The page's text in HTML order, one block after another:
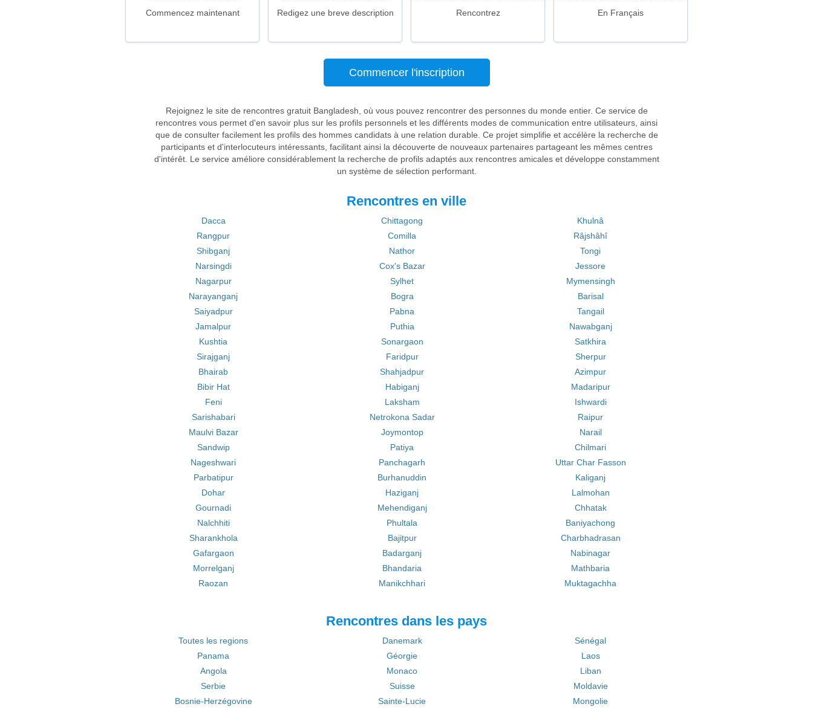
Commencez maintenant Redigez une breve description Rencontrez En Français
Commencer l'inscription
Rejoignez le site de rencontres gratuit Bangladesh, où vous pouvez rencontrer des personnes du monde entier. Ce service de
rencontres vous permet d'en savoir plus sur les profils personnels et les différents modes de communication entre utilisateurs, ainsi
que de consulter facilement les profils des hommes candidats à une relation durable. Ce projet simplifie et accélère la recherche de
participants et d'interlocuteurs intéressants, facilitant ainsi la découverte de nouveaux partenaires partageant les mêmes centres
d'intérêt. Le service améliore considérablement la recherche de profils adaptés aux rencontres amicales et développe constamment
un système de sélection performant.
Rencontres en ville
Dacca Chittagong
Khulnâ
Rangpur
Comilla
Râjshâhî
Shibganj
Nathor
Tongi
Narsingdi
Cox's Bazar
Jessore
Nagarpur
Sylhet
Mymensingh
Narayanganj
Bogra
Barisal
Saiyadpur
Pabna
Tangail
Jamalpur
Puthia
Nawabganj
Kushtia
Sonargaon
Satkhira
Sirajganj
Faridpur
Sherpur
Bhairab
Shahjadpur
Azimpur
Bibir Hat
Habiganj
Madaripur
Feni
Laksham
Ishwardi
Sarishabari
Netrokona Sadar
Raipur
Maulvi Bazar
Joymontop
Narail
Sandwip
Patiya
Chilmari
Nageshwari
Panchagarh
Uttar Char Fasson
Parbatipur
Burhanuddin
Kaliganj
Dohar
Haziganj
Lalmohan
Gournadi
Mehendiganj
Chhatak
Nalchhiti
Phultala
Baniyachong
Sharankhola
Bajitpur
Charbhadrasan
Gafargaon
Badarganj
Nabinagar
Morrelganj
Bhandaria
Mathbaria
Raozan
Manikchhari Muktagachha
Rencontres dans les pays
Toutes les regions Danemark
Sénégal
Panama
Géorgie
Laos
Angola
Monaco
Liban
Serbie
Suisse
Moldavie
Bosnie-Herzégovine
Sainte-Lucie Mongolie